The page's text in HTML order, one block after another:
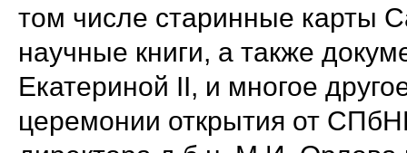
том числе старинные карты
научные книги, а также
Екатериной II, и многое
церемонии открытия от